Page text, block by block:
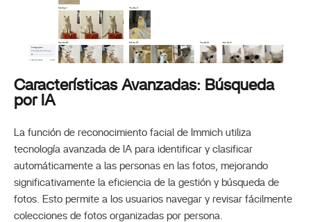
Características Avanzadas: Búsqueda
por IA
La función de reconocimiento facial de Immich utiliza
tecnología avanzada de IA para identificar y clasificar
automáticamente a las personas en las fotos, mejorando
significativamente la eficiencia de la gestión y búsqueda de
fotos. Esto permite a los usuarios navegar y revisar fácilmente
colecciones de fotos organizadas por persona.